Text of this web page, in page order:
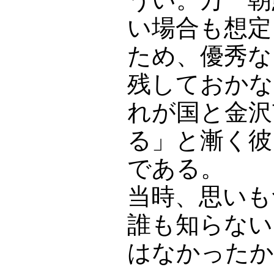
い場合も想
ため、優秀
残しておか
れが国と金
る」と漸く
である。
当時、思い
誰も知らな
はなかった